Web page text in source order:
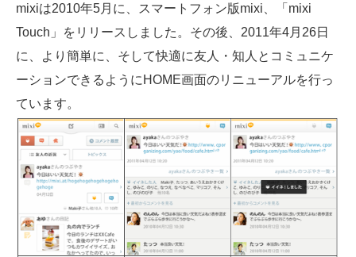
mixiは2010年5月に、スマートフォン版mixi、「mixi
Touch」をリリースしました。その後、2011年4月26日
に、より簡単に、そして快適に友人・知人とコミュニケ
ーションできるようにHOME画面のリニューアルを行っ
ています。